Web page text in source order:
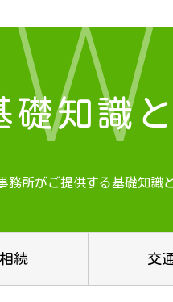
礎知識
務所がご提供する基礎知識
続 交